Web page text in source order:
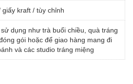
giấy kraft / tùy chỉnh
dụng như trà buổi chiều, quà tráng
gói hoặc để giao hàng mang đi
và các studio tráng miệng